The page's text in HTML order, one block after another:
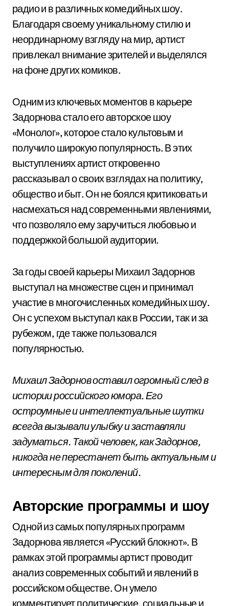
радио и в различных комедийных шоу.
Благодаря своему уникальному стилю и
неординарному взгляду на мир, артист
привлекал внимание зрителей и выделялся
на фоне других комиков.
Одним из ключевых моментов в карьере
Задорнова стало его авторское шоу
«Монолог», которое стало культовым и
получило широкую популярность. В этих
выступлениях артист откровенно
рассказывал о своих взглядах на политику,
общество и быт. Он не боялся критиковать и
насмехаться над современными явлениями,
что позволяло ему заручиться любовью и
поддержкой большой аудитории.
За годы своей карьеры Михаил Задорнов
выступал на множестве сцен и принимал
участие в многочисленных комедийных шоу.
Он с успехом выступал как в России, так и за
рубежом, где также пользовался
популярностью.
Михаил Задорнов оставил огромный след в
истории российского юмора. Его
остроумные и интеллектуальные шутки
всегда вызывали улыбку и заставляли
задуматься. Такой человек, как Задорнов,
никогда не перестанет быть актуальным и
интересным для поколений.
Авторские программы и шоу
Одной из самых популярных программ
Задорнова является «Русский блокнот». В
рамках этой программы артист проводит
анализ современных событий и явлений в
российском обществе. Он умело
комментирует политические, социальные и